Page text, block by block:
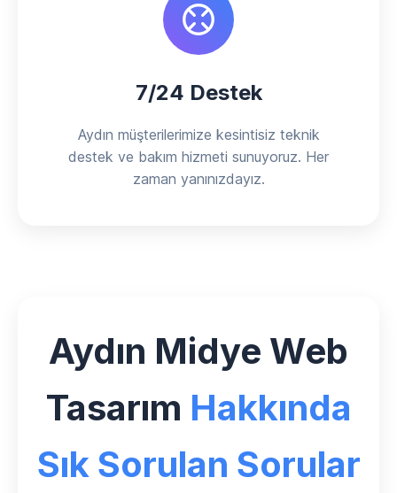
7/24 Destek
Aydın müşterilerimize kesintisiz teknik
destek ve bakım hizmeti sunuyoruz. Her
zaman yanınızdayız.
Aydın Midye Web
Tasarım Hakkında
Sık Sorulan Sorular